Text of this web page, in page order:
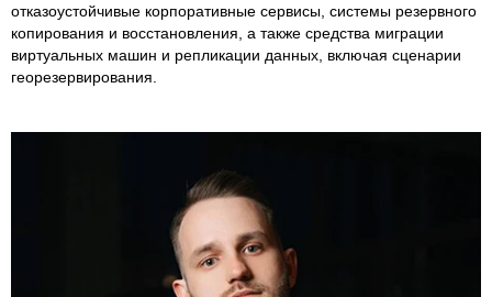
отказоустойчивые корпоративные сервисы, системы резервного
копирования и восстановления, а также средства миграции
виртуальных машин и репликации данных, включая сценарии
георезервирования.